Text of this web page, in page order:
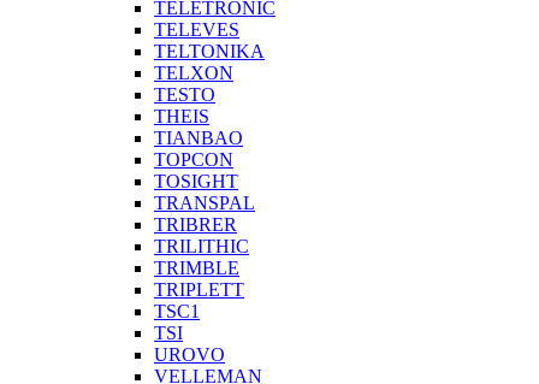
TELETRONIC
TELEVES
TELTONIKA
TELXON
TESTO
THEIS
TIANBAO
TOPCON
TOSIGHT
TRANSPAL
TRIBRER
TRILITHIC
TRIMBLE
TRIPLETT
TSC1
TSI
UROVO
VELLEMAN